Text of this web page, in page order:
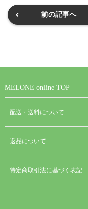
前の記事へ
MELONE online TOP
配送・送料について
返品について
特定商取引法に基づく表記